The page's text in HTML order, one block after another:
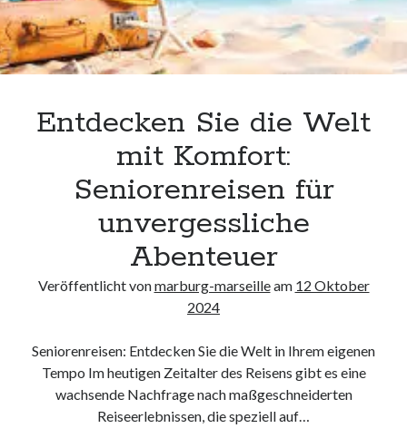
Entdecken Sie die Welt
mit Komfort:
Seniorenreisen für
unvergessliche
Abenteuer
Veröffentlicht vonmarburg-marseilleam 12 Oktober
2024
Seniorenreisen: Entdecken Sie die Welt in Ihrem eigenen
Tempo Im heutigen Zeitalter des Reisens gibt es eine
wachsende Nachfrage nach maßgeschneiderten
Reiseerlebnissen, die speziell auf…